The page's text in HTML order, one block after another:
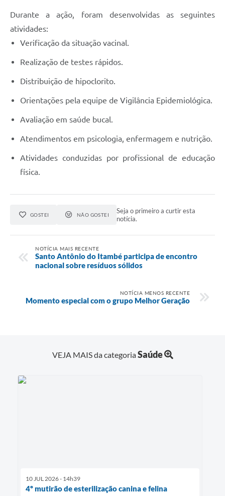
Durante a ação, foram desenvolvidas as seguintes
atividades:
Verificação da situação vacinal.
Realização de testes rápidos.
Distribuição de hipoclorito.
Orientações pela equipe de Vigilância Epidemiológica.
Avaliação em saúde bucal.
Atendimentos em psicologia, enfermagem e nutrição.
Atividades conduzidas por profissional de educação
física.
GOSTEI NÃO GOSTEI
Seja o primeiro a curtir esta
notícia.
NOTÍCIA MAIS RECENTE
Santo Antônio do Itambé participa de encontro
nacional sobre resíduos sólidos
NOTÍCIA MENOS RECENTE
Momento especial com o grupo Melhor Geração
VEJA MAIS da categoriaSaúde
10 JUL 2026 - 14h39
4º mutirão de esterilização canina e felina